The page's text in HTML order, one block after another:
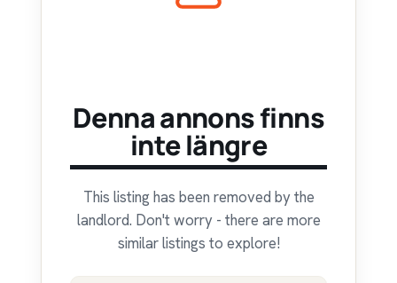
Denna annons finns
inte längre
This listing has been removed by the
landlord. Don't worry - there are more
similar listings to explore!